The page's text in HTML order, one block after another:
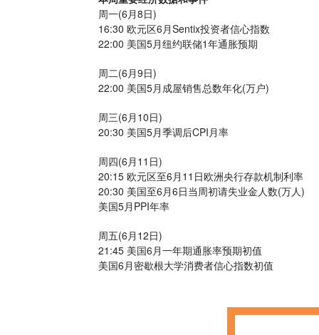
周一(6月8日)
16:30 欧元区6月Sentix投资者信心指数
22:00 美国5月纽约联储1年通胀预期
周二(6月9日)
22:00 美国5月成屋销售总数年化(万户)
周三(6月10日)
20:30 美国5月季调后CPI月率
周四(6月11日)
20:15 欧元区至6月11日欧洲央行存款机制利率
20:30 美国至6月6日当周初请失业金人数(万人)
美国5月PPI年率
周五(6月12日)
21:45 美国6月一年期通胀率预期初值
美国6月密歇根大学消费者信心指数初值